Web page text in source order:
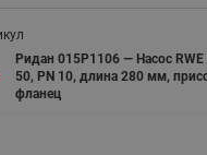
Ридан 015P1106 — Насос RWE
50, PN 10, длина 280 мм,
фланец